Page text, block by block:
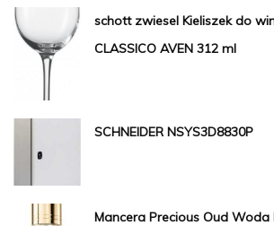
schott zwiesel Kieliszek do
CLASSICO AVEN 312 ml
SCHNEIDER NSYS3D8830P
Mancera Precious Oud